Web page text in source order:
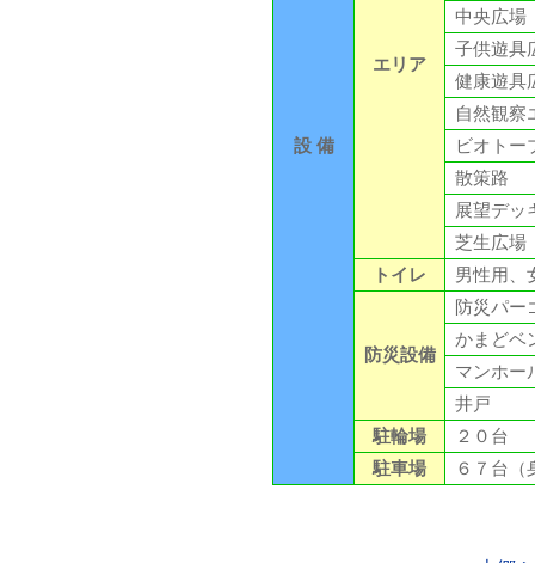
設 備
エリア
中央広場
子供遊具
健康遊具
自然観察
ビオトー
散策路
展望デッ
芝生広場
トイレ
男性用、
防災設備
防災パー
かまどベ
マンホー
井戸
駐輪場
２０台
駐車場
６７台